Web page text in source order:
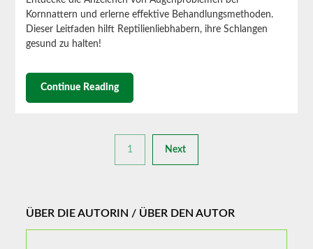
Kornnattern und erlerne effektive Behandlungsmethoden.
Dieser Leitfaden hilft Reptilienliebhabern, ihre Schlangen
gesund zu halten!
Continue Reading
1 Next
ÜBER DIE AUTORIN / ÜBER DEN AUTOR